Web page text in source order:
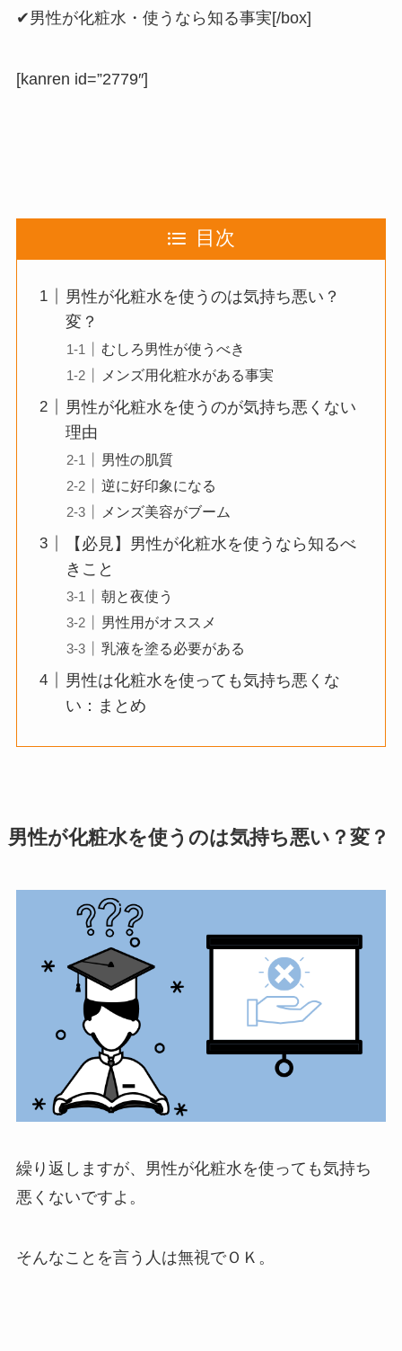
✔男性が化粧水・使うなら知る事実[/box]
[kanren id=”2779″]
目次
男性が化粧水を使うのは気持ち悪い？
変？
むしろ男性が使うべき
メンズ用化粧水がある事実
男性が化粧水を使うのが気持ち悪くない
理由
男性の肌質
逆に好印象になる
メンズ美容がブーム
【必見】男性が化粧水を使うなら知るべ
きこと
朝と夜使う
男性用がオススメ
乳液を塗る必要がある
男性は化粧水を使っても気持ち悪くな
い：まとめ
男性が化粧水を使うのは気持ち悪い？変？
繰り返しますが、 男性が化粧水を使っても気持ち
悪くないですよ。
そんなことを言う人は無視でＯＫ。